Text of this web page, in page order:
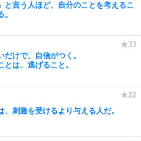
と言う人ほど、自分のことを考えるこ
だけで、自信がつく。
とは、逃げること。
、刺激を受けるより与える人だ。